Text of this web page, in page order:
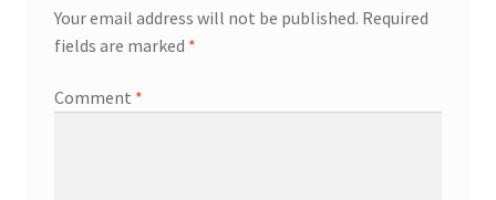
Your email address will not be published. Required
fields are marked *
Comment *